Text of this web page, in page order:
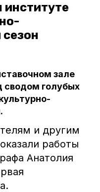
зале
сводом голубых
и другим
работы
Анатолия